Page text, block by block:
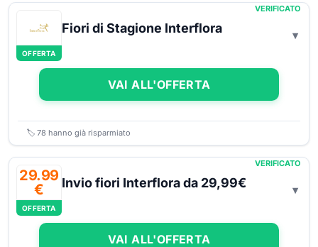
OFFERTA
VERIFICATO
Fiori di Stagione Interflora
VAI ALL'OFFERTA
🏷️ 78 hanno già risparmiato
29.99
€
OFFERTA
VERIFICATO
Invio fiori Interflora da 29,99€
VAI ALL'OFFERTA